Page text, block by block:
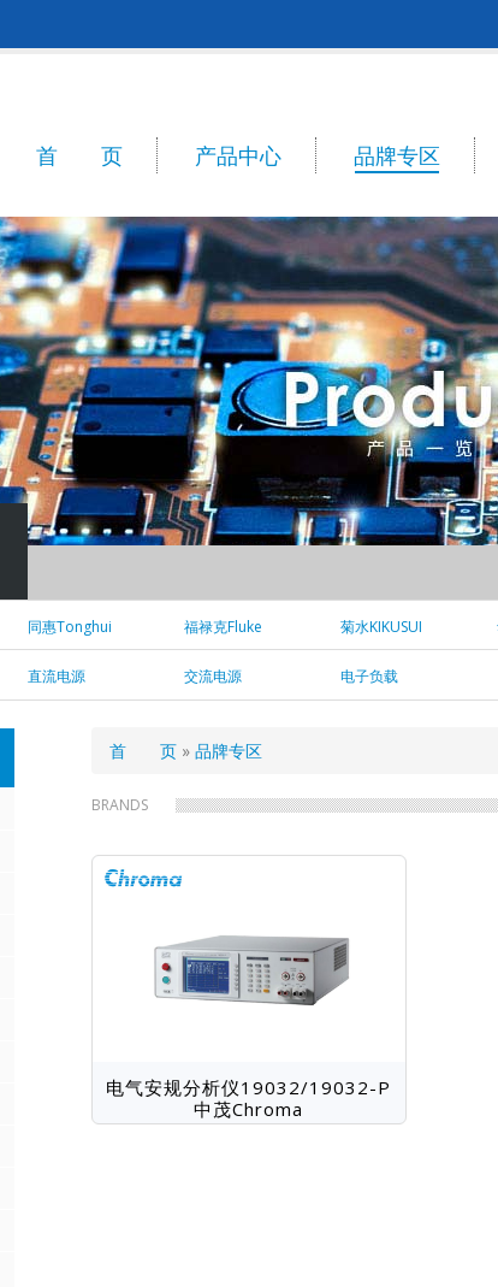
Main
navigation
首 页 产品中心 品牌专区
同惠Tonghui 福禄克Fluke 菊水KIKUSUI
直流电源 交流电源 电子负载
面
包
屑
首 页 品牌专区
BRANDS
电气安规分析仪19032/19032-P
中茂Chroma